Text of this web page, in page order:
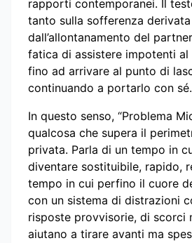
rapporti contemporanei. Il
tanto sulla sofferenza derivata
dall’allontanamento del
fatica di assistere impotenti al
fino ad arrivare al punto di
continuando a portarlo con sé.
In questo senso, “Problema
qualcosa che supera il
privata. Parla di un tempo in
diventare sostituibile, rapido,
tempo in cui perfino il cuore
con un sistema di distrazioni
risposte provvisorie, di scorci
aiutano a tirare avanti ma